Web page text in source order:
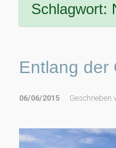
Schlagwort:
Entlang der
06/06/2015 Geschrieben